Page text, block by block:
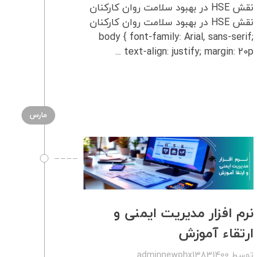
نقش HSE در بهبود سلامت روان کارکنان
نقش HSE در بهبود سلامت روان کارکنان
body { font-family: Arial, sans-serif;
text-align: justify; margin: 20p ...
مارس
نرم افزار مدیریت ایمنی و
ارتقاء آموزش